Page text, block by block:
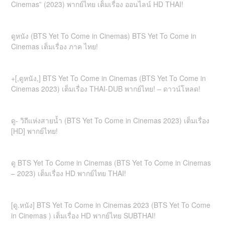
Cinemas” (2023) พากย์ไทย เต็มเรื่อง ออนไลน์ HD THAI!
ดูหนัง (BTS Yet To Come in Cinemas) BTS Yet To Come in
Cinemas เต็มเรื่อง ภาค ไทย!
+[,ดูหนัง,] BTS Yet To Come in Cinemas (BTS Yet To Come in
Cinemas 2023) เต็มเรื่อง THAI-DUB พากย์ไทย! – ดาวน์โหลด!
ดู- วิถีแห่งสายน้ำ (BTS Yet To Come in Cinemas 2023) เต็มเรื่อง
[HD] พากย์ไทย!
ดู BTS Yet To Come in Cinemas (BTS Yet To Come in Cinemas
– 2023) เต็มเรื่อง HD พากย์ไทย THAI!
[ดู.หนัง] BTS Yet To Come in Cinemas 2023 (BTS Yet To Come
in Cinemas ) เต็มเรื่อง HD พากย์ไทย SUBTHAI!